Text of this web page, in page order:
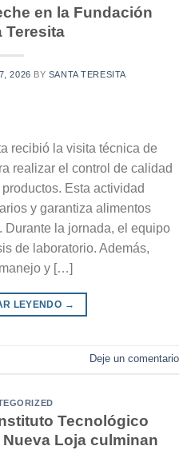
en la Fundación
Teresita
2026 BY SANTA TERESITA
recibió la visita técnica de
realizar el control de calidad
Esta actividad
y garantiza alimentos
Durante la jornada, el equipo
de laboratorio. Además,
y […]
LEYENDO →
Deje un comentario
Tecnológico
Loja culminan